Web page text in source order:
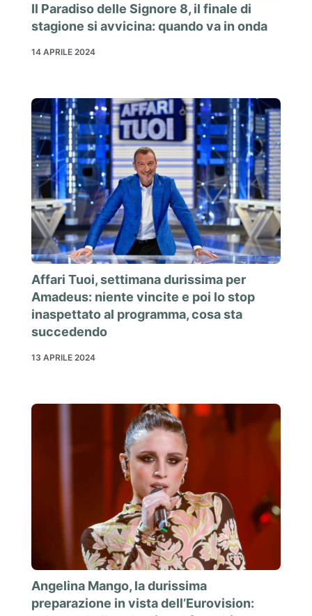
Il Paradiso delle Signore 8, il finale di
stagione si avvicina: quando va in onda
14 APRILE 2024
Affari Tuoi, settimana durissima per
Amadeus: niente vincite e poi lo stop
inaspettato al programma, cosa sta
succedendo
13 APRILE 2024
Angelina Mango, la durissima
preparazione in vista dell’Eurovision: